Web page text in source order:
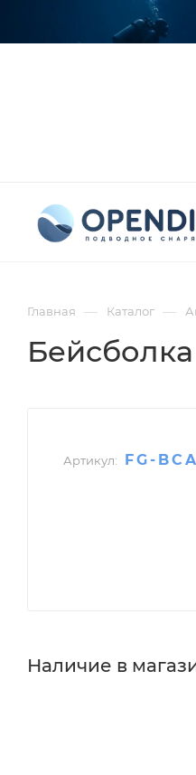
Главная — Каталог —
Артикул: FG-
Наличие в